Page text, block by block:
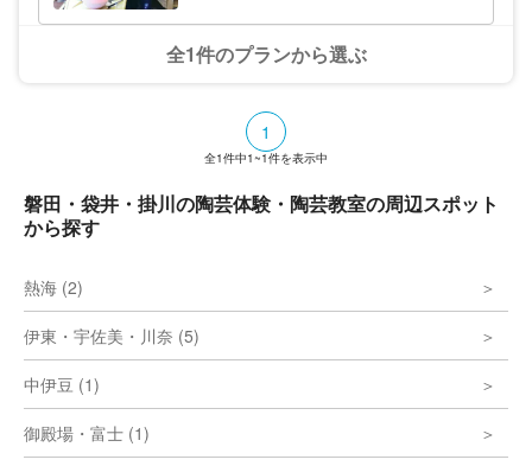
全1件のプランから選ぶ
1
全1件中1~1件を表示中
磐田・袋井・掛川の陶芸体験・陶芸教室の周辺スポット
から探す
熱海 (2)
伊東・宇佐美・川奈 (5)
中伊豆 (1)
御殿場・富士 (1)